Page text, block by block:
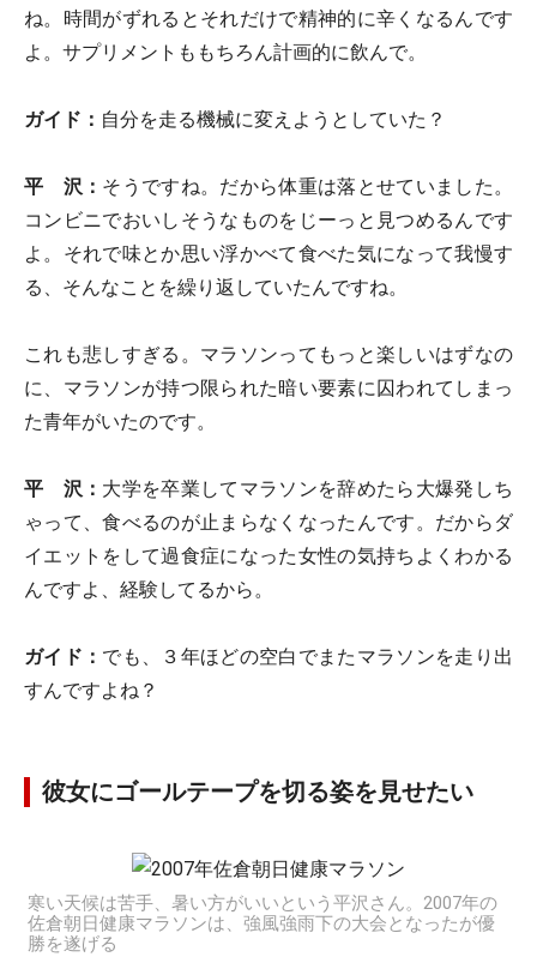
ね。時間がずれるとそれだけで精神的に辛くなるんです
よ。サプリメントももちろん計画的に飲んで。
ガイド： 自分を走る機械に変えようとしていた？
平 沢： そうですね。だから体重は落とせていました。
コンビニでおいしそうなものをじーっと見つめるんです
よ。それで味とか思い浮かべて食べた気になって我慢す
る、そんなことを繰り返していたんですね。
これも悲しすぎる。マラソンってもっと楽しいはずなの
に、マラソンが持つ限られた暗い要素に囚われてしまっ
た青年がいたのです。
平 沢： 大学を卒業してマラソンを辞めたら大爆発しち
ゃって、食べるのが止まらなくなったんです。だからダ
イエットをして過食症になった女性の気持ちよくわかる
んですよ、経験してるから。
ガイド： でも、３年ほどの空白でまたマラソンを走り出
すんですよね？
彼女にゴールテープを切る姿を見せたい
寒い天候は苦手、暑い方がいいという平沢さん。2007年の
佐倉朝日健康マラソンは、強風強雨下の大会となったが優
勝を遂げる